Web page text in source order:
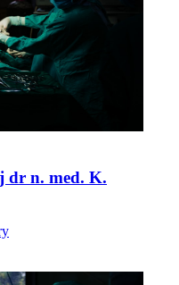
dr n. med. K.